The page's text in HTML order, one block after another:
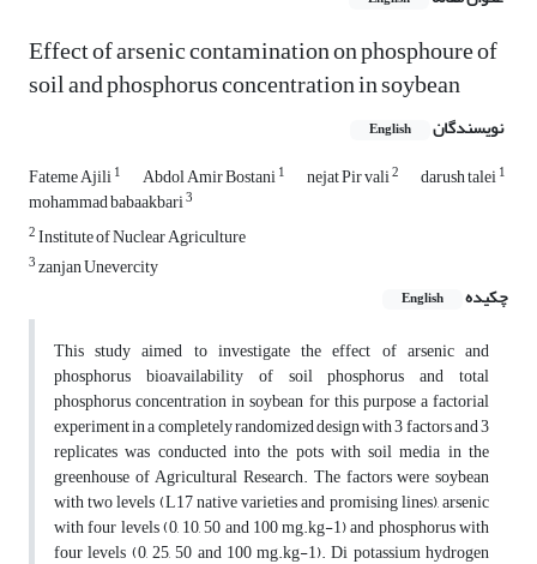
Effect of arsenic contamination on phosphoure of
soil and phosphorus concentration in soybean
نویسندگان English
Fateme Ajili1 Abdol Amir Bostani1 nejat Pir vali2 darush talei1
mohammad babaakbari3
2Institute of Nuclear Agriculture
3zanjan Unevercity
چکیده
English
This study aimed to investigate the effect of arsenic and
phosphorus bioavailability of soil phosphorus and total
phosphorus concentration in soybean for this purpose a factorial
experiment in a completely randomized design with 3 factors and 3
replicates was conducted into the pots with soil media in the
greenhouse of Agricultural Research. The factors were soybean
with two levels (L17 native varieties and promising lines), arsenic
with four levels (0, 10, 50 and 100 mg.kg-1) and phosphorus with
four levels (0, 25, 50 and 100 mg.kg-1). Di potassium hydrogen